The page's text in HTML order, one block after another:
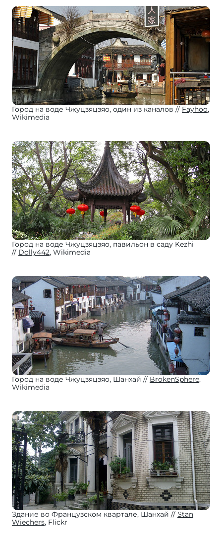
Город на воде Чжуцзяцзяо, один из каналов Fayhoo,
Wikimedia
Город на воде Чжуцзяцзяо, павильон в саду Kezhi
Dolly442, Wikimedia
Город на воде Чжуцзяцзяо, Шанхай BrokenSphere,
Wikimedia
Здание во Французском квартале, Шанхай
Stan
Wiechers, Flickr